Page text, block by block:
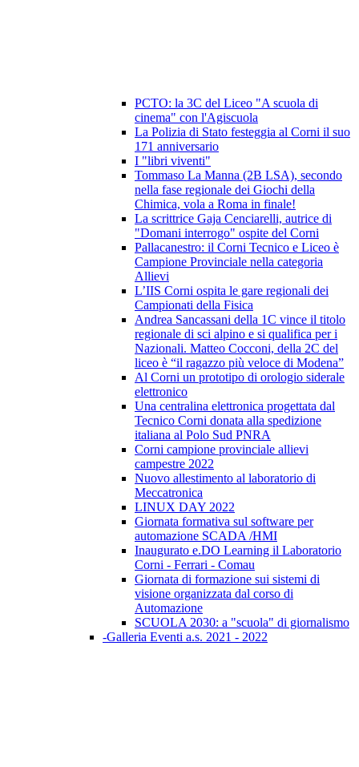
PCTO: la 3C del Liceo "A scuola di
cinema" con l'Agiscuola
La Polizia di Stato festeggia al Corni il suo
171 anniversario
I "libri viventi"
Tommaso La Manna (2B LSA), secondo
nella fase regionale dei Giochi della
Chimica, vola a Roma in finale!
La scrittrice Gaja Cenciarelli, autrice di
"Domani interrogo" ospite del Corni
Pallacanestro: il Corni Tecnico e Liceo è
Campione Provinciale nella categoria
Allievi
L’IIS Corni ospita le gare regionali dei
Campionati della Fisica
Andrea Sancassani della 1C vince il titolo
regionale di sci alpino e si qualifica per i
Nazionali. Matteo Cocconi, della 2C del
liceo è “il ragazzo più veloce di Modena”
Al Corni un prototipo di orologio siderale
elettronico
Una centralina elettronica progettata dal
Tecnico Corni donata alla spedizione
italiana al Polo Sud PNRA
Corni campione provinciale allievi
campestre 2022
Nuovo allestimento al laboratorio di
Meccatronica
LINUX DAY 2022
Giornata formativa sul software per
automazione SCADA /HMI
Inaugurato e.DO Learning il Laboratorio
Corni - Ferrari - Comau
Giornata di formazione sui sistemi di
visione organizzata dal corso di
Automazione
SCUOLA 2030: a "scuola" di giornalismo
-Galleria Eventi a.s. 2021 - 2022